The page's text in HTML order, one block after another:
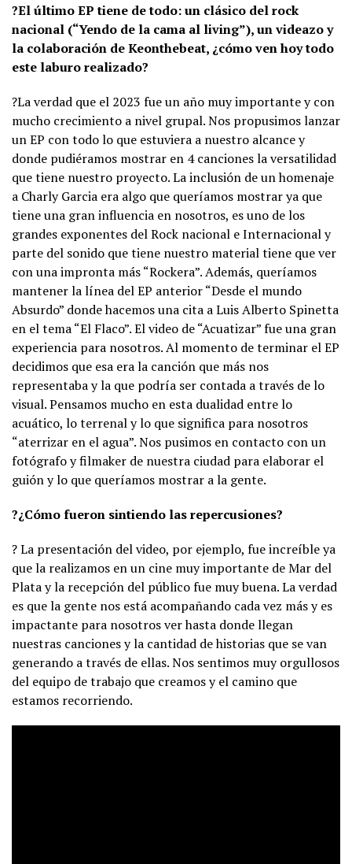
?El último EP tiene de todo: un clásico del rock
nacional (“Yendo de la cama al living”), un videazo y
la colaboración de Keonthebeat, ¿cómo ven hoy todo
este laburo realizado?
?La verdad que el 2023 fue un año muy importante y con
mucho crecimiento a nivel grupal. Nos propusimos lanzar
un EP con todo lo que estuviera a nuestro alcance y
donde pudiéramos mostrar en 4 canciones la versatilidad
que tiene nuestro proyecto. La inclusión de un homenaje
a Charly Garcia era algo que queríamos mostrar ya que
tiene una gran influencia en nosotros, es uno de los
grandes exponentes del Rock nacional e Internacional y
parte del sonido que tiene nuestro material tiene que ver
con una impronta más “Rockera”. Además, queríamos
mantener la línea del EP anterior “Desde el mundo
Absurdo” donde hacemos una cita a Luis Alberto Spinetta
en el tema “El Flaco”. El video de “Acuatizar” fue una gran
experiencia para nosotros. Al momento de terminar el EP
decidimos que esa era la canción que más nos
representaba y la que podría ser contada a través de lo
visual. Pensamos mucho en esta dualidad entre lo
acuático, lo terrenal y lo que significa para nosotros
“aterrizar en el agua”. Nos pusimos en contacto con un
fotógrafo y filmaker de nuestra ciudad para elaborar el
guión y lo que queríamos mostrar a la gente.
?¿Cómo fueron sintiendo las repercusiones?
? La presentación del video, por ejemplo, fue increíble ya
que la realizamos en un cine muy importante de Mar del
Plata y la recepción del público fue muy buena. La verdad
es que la gente nos está acompañando cada vez más y es
impactante para nosotros ver hasta donde llegan
nuestras canciones y la cantidad de historias que se van
generando a través de ellas. Nos sentimos muy orgullosos
del equipo de trabajo que creamos y el camino que
estamos recorriendo.